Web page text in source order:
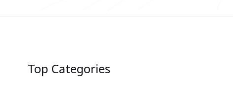
Top Categories